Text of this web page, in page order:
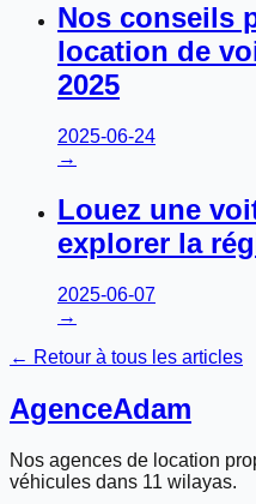
Nos conseils
location de
2025
2025-06-24
→
Louez une
explorer la
2025-06-07
→
← Retour à tous les articles
AgenceAdam
Nos agences de location
véhicules dans 11 wilayas.